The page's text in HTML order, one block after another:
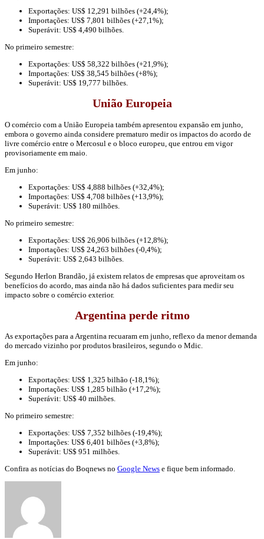
Exportações: US$ 12,291 bilhões (+24,4%);
Importações: US$ 7,801 bilhões (+27,1%);
Superávit: US$ 4,490 bilhões.
No primeiro semestre:
Exportações: US$ 58,322 bilhões (+21,9%);
Importações: US$ 38,545 bilhões (+8%);
Superávit: US$ 19,777 bilhões.
União Europeia
O comércio com a União Europeia também apresentou expansão em junho,
embora o governo ainda considere prematuro medir os impactos do acordo de
livre comércio entre o Mercosul e o bloco europeu, que entrou em vigor
provisoriamente em maio.
Em junho:
Exportações: US$ 4,888 bilhões (+32,4%);
Importações: US$ 4,708 bilhões (+13,9%);
Superávit: US$ 180 milhões.
No primeiro semestre:
Exportações: US$ 26,906 bilhões (+12,8%);
Importações: US$ 24,263 bilhões (-0,4%);
Superávit: US$ 2,643 bilhões.
Segundo Herlon Brandão, já existem relatos de empresas que aproveitam os
benefícios do acordo, mas ainda não há dados suficientes para medir seu
impacto sobre o comércio exterior.
Argentina perde ritmo
As exportações para a Argentina recuaram em junho, reflexo da menor demanda
do mercado vizinho por produtos brasileiros, segundo o Mdic.
Em junho:
Exportações: US$ 1,325 bilhão (-18,1%);
Importações: US$ 1,285 bilhão (+17,2%);
Superávit: US$ 40 milhões.
No primeiro semestre:
Exportações: US$ 7,352 bilhões (-19,4%);
Importações: US$ 6,401 bilhões (+3,8%);
Superávit: US$ 951 milhões.
Confira as notícias do Boqnews no Google News e fique bem informado.